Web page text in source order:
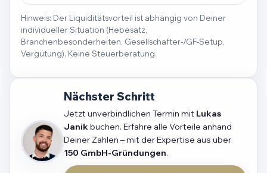
Hinweis: Der Liquiditätsvorteil ist abhängig von Deiner
individueller Situation (Hebesatz,
Branchenbesonderheiten, Gesellschafter-/GF-Setup,
Vergütung). Keine Steuerberatung.
Nächster Schritt
Jetzt unverbindlichen Termin mit Lukas
Janikbuchen. Erfahre alle Vorteile anhand
Deiner Zahlen – mit der Expertise aus über
150 GmbH-Gründungen.